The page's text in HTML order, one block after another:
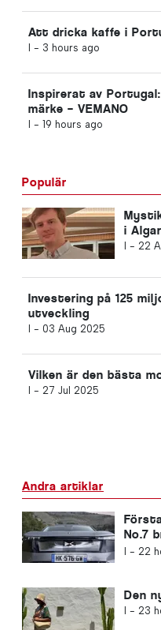
Att dricka kaffe i
I - 3 hours ago
Inspirerat av
märke – VEMANO
I - 19 hours ago
Populär
i
I - 22
Investering på 125
utveckling
I - 03 Aug 2025
Vilken är den bästa
I - 27 Jul 2025
Andra artiklar
No.7
I - 22
Den
I - 23